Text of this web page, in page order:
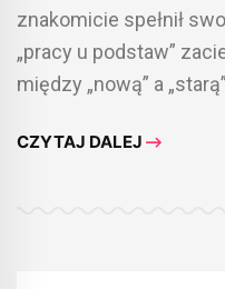
znakomicie spełnił
„pracy u podstaw”
między „nową” a
CZYTAJ DALEJ